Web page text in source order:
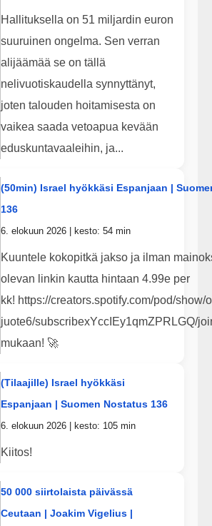
Hallituksella on 51 miljardin euron
suuruinen ongelma. Sen verran
alijäämää se on tällä
nelivuotiskaudella synnyttänyt,
joten talouden hoitamisesta on
vaikea saada vetoapua kevään
eduskuntavaaleihin, ja...
(50min) Israel hyökkäsi Espanjaan |
136
6. elokuun 2026 | kesto: 54 min
Kuuntele kokopitkä jakso ja ilman
olevan linkin kautta hintaan 4.99e per
kk! https://creators.spotify.com/pod/show/
juote6/subscribexYccIEy1qmZPRLGQ/
mukaan! 🚀
(Tilaajille) Israel hyökkäsi
Espanjaan | Suomen Nostatus 136
6. elokuun 2026 | kesto: 105 min
Kiitos!
50 000 siirtolaista päivässä
Ceutaan | Joakim Vigelius |